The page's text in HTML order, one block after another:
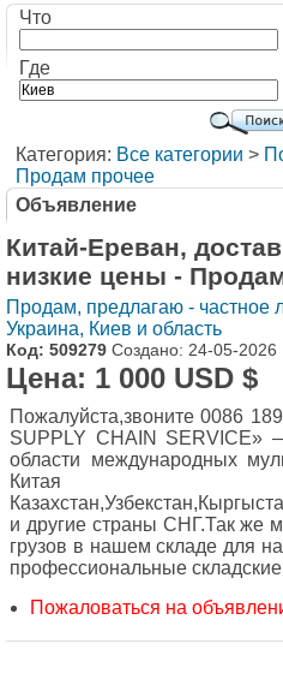
Что
Где
Категория: Все категории >
Продам прочее
Объявление
Китай-Ереван,
низкие цены -
Продам, предлагаю - частное
Украина, Киев и область
Код: 509279 Создано: 24-05-2026
Цена: 1 000 USD $
Пожалуйста,звоните 0086
SUPPLY CHAIN SERVICE»
области международных
и другие страны СНГ.Так же
грузов в нашем складе для
профессиональные складские
Пожаловаться на